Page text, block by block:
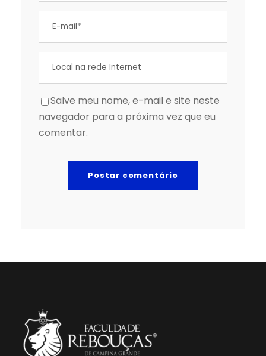
Salve meu nome, e-mail e site neste
navegador para a próxima vez que eu
comentar.